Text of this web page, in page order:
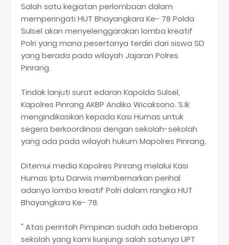
Salah satu kegiatan perlombaan dalam
memperingati HUT Bhayangkara Ke- 78 Polda
Sulsel akan menyelenggarakan lomba kreatif
Polri yang mana pesertanya terdiri dari siswa SD
yang berada pada wilayah Jajaran Polres
Pinrang.
Tindak lanjuti surat edaran Kapolda Sulsel,
Kapolres Pinrang AKBP Andiko Wicaksono. S.Ik
mengindikasikan kepada Kasi Humas untuk
segera berkoordinasi dengan sekolah-sekolah
yang ada pada wilayah hukum Mapolres Pinrang.
Ditemui media Kapolres Pinrang melalui Kasi
Humas Iptu Darwis membernarkan perihal
adanya lomba kreatif Polri dalam rangka HUT
Bhayangkara Ke- 78.
" Atas perintah Pimpinan sudah ada beberapa
sekolah yang kami kunjungi salah satunya UPT